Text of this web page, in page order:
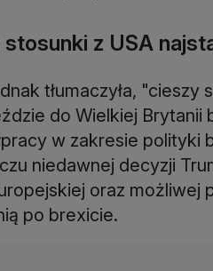
stosunki z USA
tłumaczyła,
do Wielkiej Brytanii
w zakresie polityki
niedawnej decyzji
oraz możliwej
po brexicie.